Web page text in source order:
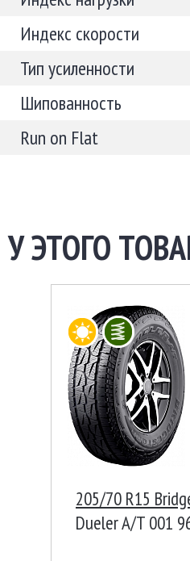
Индекс скорости
Тип усиленности
Шипованность
Run on Flat
У ЭТОГО
205/70 R15
Dueler A/T 001